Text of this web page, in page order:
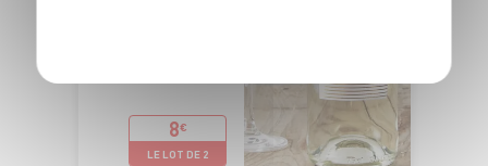
8€
LE LOT DE 2